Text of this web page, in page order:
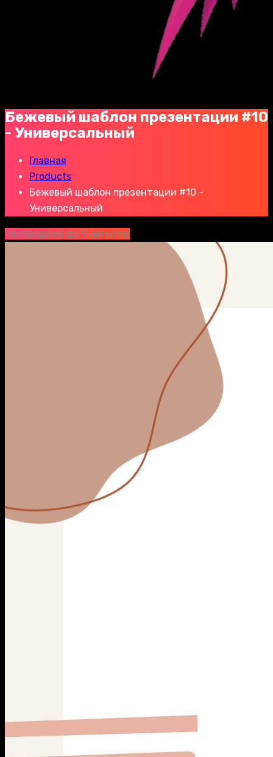
Бежевый шаблон презентации #10
- Универсальный
Главная
Products
Бежевый шаблон презентации #10 –
Универсальный
Распродажа до 9 августа!